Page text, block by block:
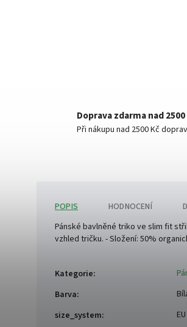
Doprava zdarma nad 2500
Při nákupu nad 2500 Kč
POPIS HODNOCENÍ
Pánské bavlněné triko ve slim fit
vzhled tričku. - Složení: 50%
Kategorie:
Barva:
size_system: EU